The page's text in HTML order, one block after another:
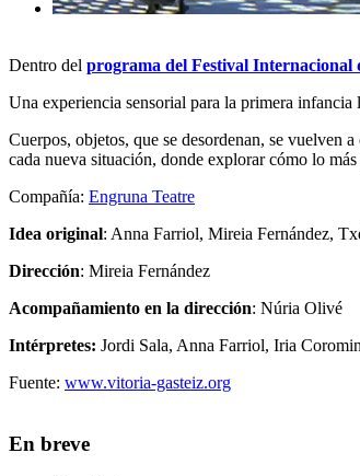
Dentro del programa del Festival Internacional
Una experiencia sensorial para la primera
Cuerpos, objetos, que se desordenan, se vuelven
cada nueva situación, donde explorar cómo lo
Compañía: Engruna Teatre
Idea original: Anna Farriol, Mireia Fernández,
Dirección: Mireia Fernández
Acompañamiento en la dirección: Núria Olivé
Intérpretes: Jordi Sala, Anna Farriol, Iria
Fuente: www.vitoria-gasteiz.org
En breve